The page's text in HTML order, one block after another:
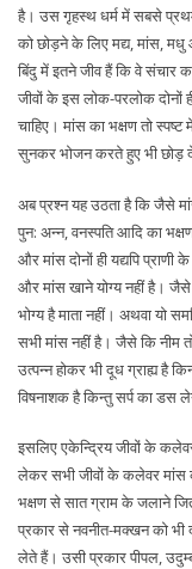
है। उस गृहस्थ धर्म में सबसे
को छोड़ने के लिए मद्य, मांस,
बिंदु में इतने जीव हैं कि वे
जीवों के इस लोक-परलोक दोनों
चाहिए। मांस का भक्षण तो
सुनकर भोजन करते हुए भी छोड़
अब प्रश्न यह उठता है कि जैसे
पुन: अन्न, वनस्पति आदि का
और मांस दोनों ही यद्यपि
और मांस खाने योग्य नहीं है। जैसे
भोग्य है माता नहीं। अथवा यो
सभी मांस नहीं है। जैसे कि नीम
उत्पन्न होकर भी दूध ग्राह्य है
विषनाशक है किन्तु सर्प का डस
इसलिए एकेन्द्रिय जीवों के
लेकर सभी जीवों के कलेवर मांस
भक्षण से सात ग्राम के जलाने
प्रकार से नवनीत-मक्खन को भी
लेते हैं। उसी प्रकार पीपल,